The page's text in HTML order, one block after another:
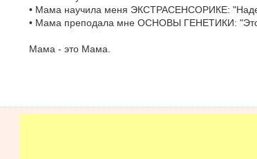
• Мама научила меня ЭКСТРАСЕНСОРИКЕ:
• Мама преподала мне ОСНОВЫ ГЕНЕТИКИ: "Это
Мама - это Мама.